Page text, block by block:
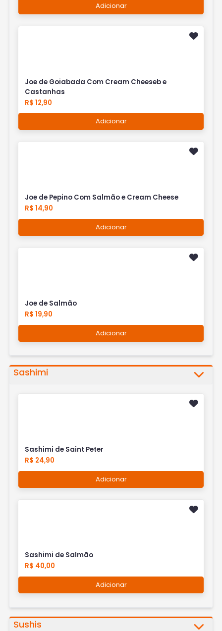
Adicionar
Joe de Goiabada Com Cream Cheeseb e
Castanhas
R$ 12,90
Adicionar
Joe de Pepino Com Salmão e Cream Cheese
R$ 14,90
Adicionar
Joe de Salmão
R$ 19,90
Adicionar
Sashimi
Sashimi de Saint Peter
R$ 24,90
Adicionar
Sashimi de Salmão
R$ 40,00
Adicionar
Sushis